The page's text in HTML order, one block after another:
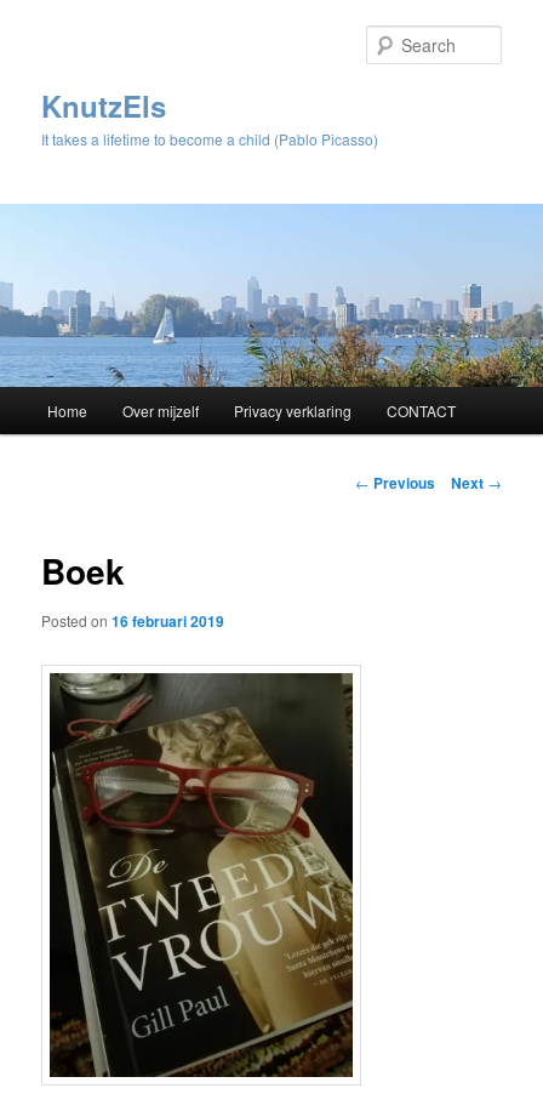
KnutzEls
It takes a lifetime to become a child (Pablo Picasso)
Skip
content
Home Over mijzelf Privacy verklaring CONTACT
Post
← Previous Next →
Boek
Posted on16 februari 2019